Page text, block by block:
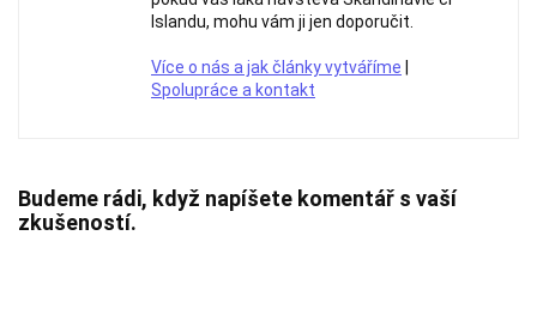
Islandu, mohu vám ji jen doporučit.
Více o nás a jak články vytváříme
Spolupráce a kontakt
Budeme rádi, když napíšete komentář s vaší
zkušeností.